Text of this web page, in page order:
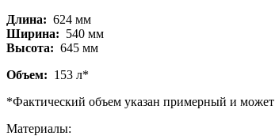
Длина: 624 мм
Ширина: 540 мм
Высота: 645 мм
Объем: 153 л*
*Фактический объем указан примерный и
Материалы: